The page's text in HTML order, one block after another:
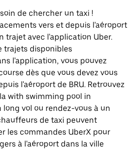
de chercher un taxi !
vers et depuis l'aéroport
trajet avec l'application Uber.
trajets disponibles
l'application, vous pouvez
dès que vous devez vous
l'aéroport de BRU. Retrouvez
with swimming pool in
long vol ou rendez-vous à un
de taxi peuvent
les commandes UberX pour
à l'aéroport dans la ville